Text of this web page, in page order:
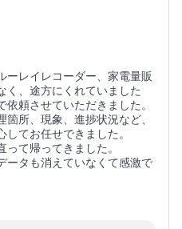
ーレイレコーダー、家電量販
く、途方にくれていました
頼させていただきました。
所、現象、進捗状況など、
てお任せできました。
て帰ってきました。
ータも消えていなくて感激で